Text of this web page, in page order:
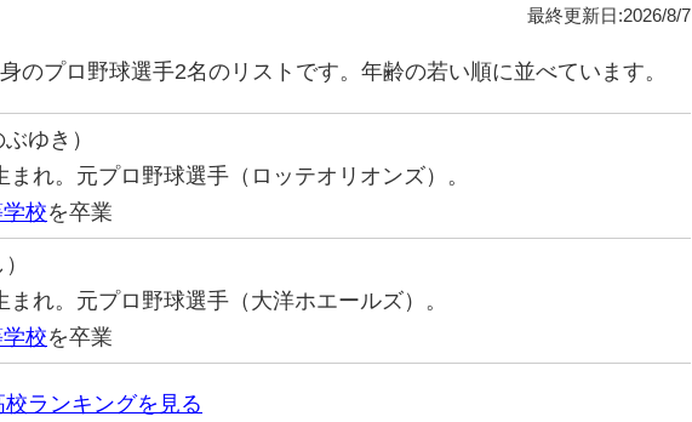
最終更新日:2026/8/7
のプロ野球選手2名のリストです。年齢の若い順に並べています。
ゆき）
まれ。元プロ野球選手（ロッテオリオンズ）。
校を卒業
まれ。元プロ野球選手（大洋ホエールズ）。
校を卒業
ランキングを見る